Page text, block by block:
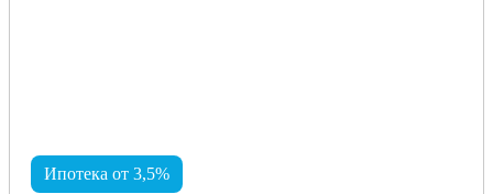
Ипотека от 3,5%